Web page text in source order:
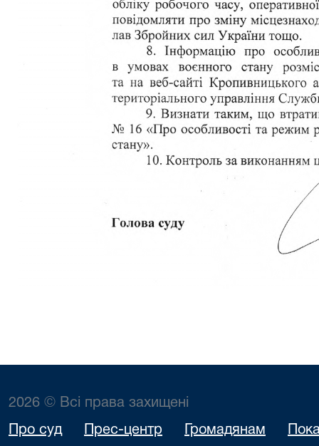
2026 © Всі права захищені
Про суд Прес-центр Громадянам